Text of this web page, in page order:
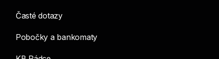
Časté dotazy
Pobočky a bankomaty